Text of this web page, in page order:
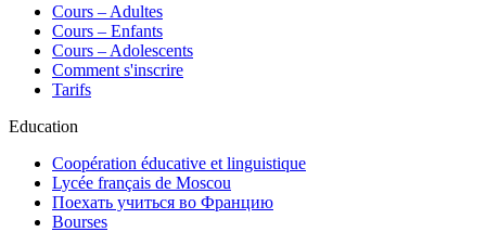
Сours – Adultes
Cours – Enfants
Cours – Adolescents
Comment s'inscrire
Tarifs
Education
Coopération éducative et linguistique
Lycée français de Moscou
Поехать учиться во Францию
Bourses